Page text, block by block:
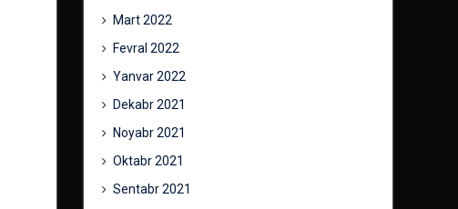
Mart 2022
Fevral 2022
Yanvar 2022
Dekabr 2021
Noyabr 2021
Oktabr 2021
Sentabr 2021